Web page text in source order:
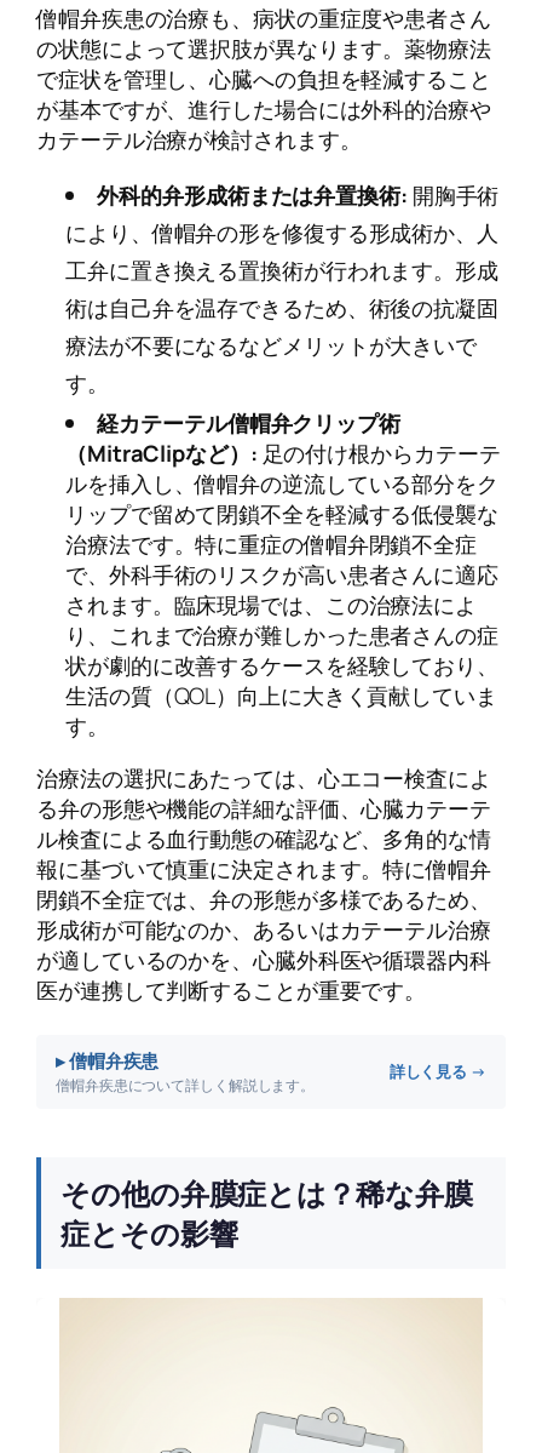
僧帽弁疾患の治療も、病状の重症度や患者さん
の状態によって選択肢が異なります。薬物療法
で症状を管理し、心臓への負担を軽減すること
が基本ですが、進行した場合には外科的治療や
カテーテル治療が検討されます。
外科的弁形成術または弁置換術: 開胸手術
により、僧帽弁の形を修復する形成術か、人
工弁に置き換える置換術が行われます。形成
術は自己弁を温存できるため、術後の抗凝固
療法が不要になるなどメリットが大きいで
す。
経カテーテル僧帽弁クリップ術
（MitraClipなど）: 足の付け根からカテーテ
ルを挿入し、僧帽弁の逆流している部分をク
リップで留めて閉鎖不全を軽減する低侵襲な
治療法です。特に重症の僧帽弁閉鎖不全症
で、外科手術のリスクが高い患者さんに適応
されます。臨床現場では、この治療法によ
り、これまで治療が難しかった患者さんの症
状が劇的に改善するケースを経験しており、
生活の質（QOL）向上に大きく貢献していま
す。
治療法の選択にあたっては、心エコー検査によ
る弁の形態や機能の詳細な評価、心臓カテーテ
ル検査による血行動態の確認など、多角的な情
報に基づいて慎重に決定されます。特に僧帽弁
閉鎖不全症では、弁の形態が多様であるため、
形成術が可能なのか、あるいはカテーテル治療
が適しているのかを、心臓外科医や循環器内科
医が連携して判断することが重要です。
▸ 僧帽弁疾患
僧帽弁疾患について詳しく解説します。
詳しく見る →
その他の弁膜症とは？稀な弁膜
症とその影響